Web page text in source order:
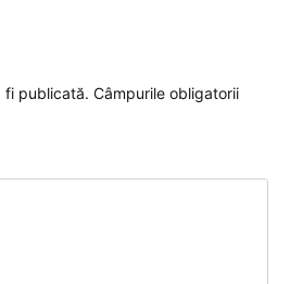
fi publicată. Câmpurile obligatorii